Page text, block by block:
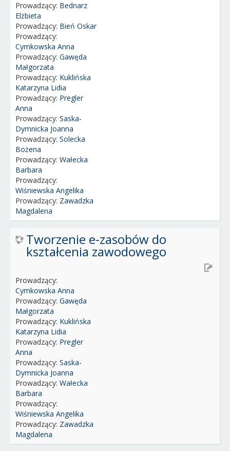
Prowadzący: Bednarz
Elżbieta
Prowadzący: Bień Oskar
Prowadzący:
Cymkowska Anna
Prowadzący: Gawęda
Małgorzata
Prowadzący: Kuklińska
Katarzyna Lidia
Prowadzący: Pregler
Anna
Prowadzący: Saska-
Dymnicka Joanna
Prowadzący: Solecka
Bożena
Prowadzący: Wałecka
Barbara
Prowadzący:
Wiśniewska Angelika
Prowadzący: Zawadzka
Magdalena
Tworzenie e-zasobów do
kształcenia zawodowego
Prowadzący:
Cymkowska Anna
Prowadzący: Gawęda
Małgorzata
Prowadzący: Kuklińska
Katarzyna Lidia
Prowadzący: Pregler
Anna
Prowadzący: Saska-
Dymnicka Joanna
Prowadzący: Wałecka
Barbara
Prowadzący:
Wiśniewska Angelika
Prowadzący: Zawadzka
Magdalena